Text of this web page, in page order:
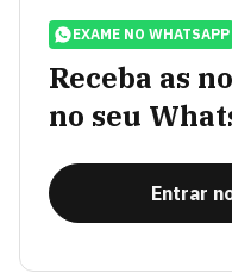
EXAME NO WHATSAPP
Receba as
no seu
Entrar